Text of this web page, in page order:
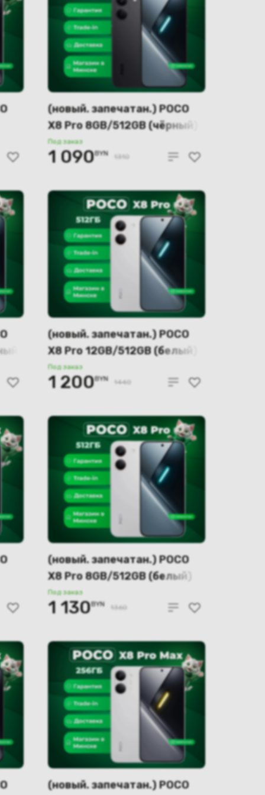
(новый. запечатан.) POCO
X8 Pro 8GB/512GB (чёрный)
Под заказ
1 090BYN 1310
(новый. запечатан.) POCO
X8 Pro 12GB/512GB (белый)
Под заказ
1 200BYN 1440
(новый. запечатан.) POCO
X8 Pro 8GB/512GB (белый)
Под заказ
1 130BYN 1360
(новый. запечатан.) POCO